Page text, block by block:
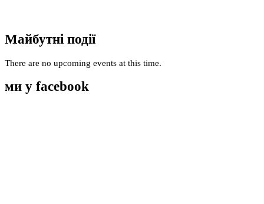
Майбутні події
There are no upcoming events at this time.
ми у facebook